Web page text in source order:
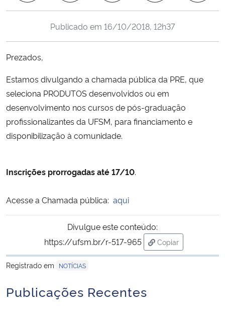
Ministério de Minas e Energia
Ministério do Turismo
Ministério do Desenvolvimento Regional
Gabinete de Segurança Institucional
Publicado em 16/10/2018, 12h37
Prezados,
Estamos divulgando a chamada pública da PRE, que
seleciona PRODUTOS desenvolvidos ou em
desenvolvimento nos cursos de pós-graduação
profissionalizantes da UFSM, para financiamento e
disponibilização à comunidade.
Inscrições prorrogadas até 17/10.
Acesse a Chamada pública: aqui
Divulgue este conteúdo:
https://ufsm.br/r-517-965
Copiar
para área de
Registrado em
NOTÍCIAS
Publicações Recentes